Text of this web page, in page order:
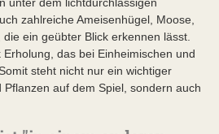
zahlreiche Ameisenhügel, Moose,
ein geübter Blick erkennen lässt.
das bei Einheimischen und
steht nicht nur ein wichtiger
auf dem Spiel, sondern auch